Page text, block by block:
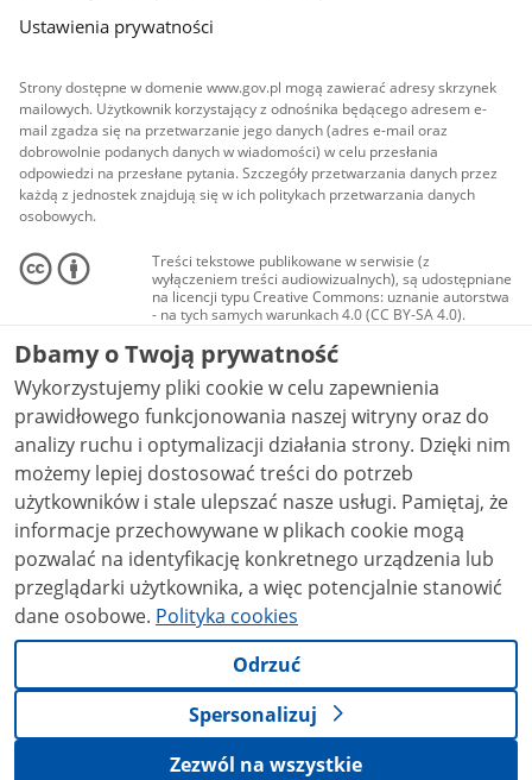
Ustawienia prywatności
Strony dostępne w domenie www.gov.pl mogą zawierać adresy skrzynek
mailowych. Użytkownik korzystający z odnośnika będącego adresem e-
mail zgadza się na przetwarzanie jego danych (adres e-mail oraz
dobrowolnie podanych danych w wiadomości) w celu przesłania
odpowiedzi na przesłane pytania. Szczegóły przetwarzania danych przez
każdą z jednostek znajdują się w ich politykach przetwarzania danych
osobowych.
Treści tekstowe publikowane w serwisie (z
wyłączeniem treści audiowizualnych), są udostępniane
na licencji typu Creative Commons: uznanie autorstwa
- na tych samych warunkach 4.0 (CC BY-SA 4.0).
Materiały audiowizualne, w tym zdjęcia, materiały
audio i wideo, są udostępniane na licencji typu
Creative Commons: uznanie autorstwa użycie
niekomercyjne - bez utworów zależnych 4.0 (CC BY-
NC-ND 4.0), o ile nie jest to stwierdzone inaczej.
Dbamy o Twoją prywatność
Wykorzystujemy pliki cookie w celu zapewnienia
prawidłowego funkcjonowania naszej witryny oraz do
analizy ruchu i optymalizacji działania strony. Dzięki nim
możemy lepiej dostosować treści do potrzeb
użytkowników i stale ulepszać nasze usługi. Pamiętaj, że
informacje przechowywane w plikach cookie mogą
pozwalać na identyfikację konkretnego urządzenia lub
przeglądarki użytkownika, a więc potencjalnie stanowić
dane osobowe. Polityka cookies
Odrzuć
Spersonalizuj
Zezwól na wszystkie